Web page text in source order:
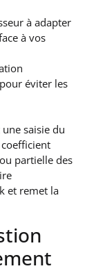
à adapter
à vos
éviter les
saisie du
coefficient
partielle des
et remet la